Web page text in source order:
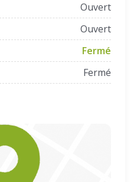
Ouvert
Ouvert
Fermé
Fermé